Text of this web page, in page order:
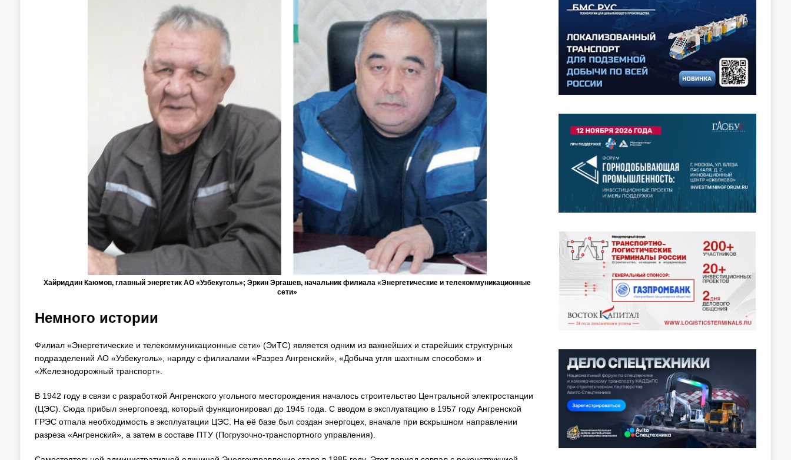
Хайриддин Каюмов, главный энергетик АО «Узбекуголь»; Эркин Эргашев, начальник филиала «Энергетические и телекоммуникационные
сети»
Немного истории
Филиал «Энергетические и телекоммуникационные сети» (ЭиТС) является одним из важнейших и старейших структурных
подразделений АО «Узбекуголь», наряду с филиалами «Разрез Ангренский», «Добыча угля шахтным способом» и
«Железнодорожный транспорт».
В 1942 году в связи с разработкой Ангренского угольного месторождения началось строительство Центральной электростанции
(ЦЭС). Сюда прибыл энергопоезд, который функционировал до 1945 года. С вводом в эксплуатацию в 1957 году Ангренской
ГРЭС отпала необходимость в эксплуатации ЦЭС. На её базе был создан энергоцех, вначале при вскрышном направлении
разреза «Ангренский», а затем в составе ПТУ (Погрузочно-транспортного управления).